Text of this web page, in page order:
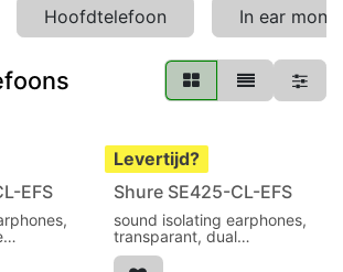
Hoofdtelefoon In ear
EFS
Levertijd?
Shure SE425-CL-EFS
sound isolating earphones,
transparant, dual
Microdrivers